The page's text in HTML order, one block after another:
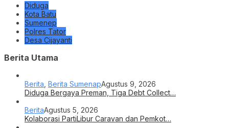
Diduga
Kota Batu
Sumenep
Polres Tator
Desa Cijayanti
Berita Utama
Berita Berita SumenapAgustus 9, 2026
Diduga Bergaya Preman, Tiga Debt Collect…
BeritaAgustus 5, 2026
Kolaborasi PartiLibur Caravan dan Pemkot…